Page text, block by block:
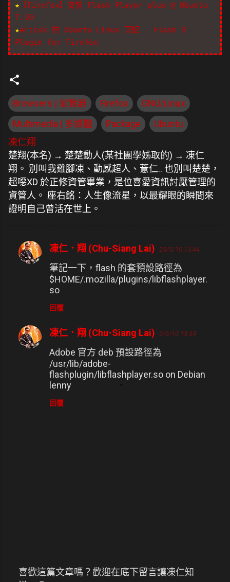
★ 【Firefox】安裝 Flash Player plus @ Ubuntu
7.10
★ericsk 的 Ubuntu Linux 筆記 - Flash 9
Plugin for Firefox
Browsers | 瀏覽器 Firefox
GNU/Linux
Multimedia | 多媒體
Package
Ubuntu
凍仁翔
楚翔(本名) → 楚楚動人(某社團學姊取的) → 凍仁
翔。 別叫我雞腳凍、動感超人、薏仁.. 也別叫楚楚，
超噁XD 於正修資管畢業，是位喜愛資訊討厭管理的
資管人。 座右銘：人生像流星，以最耀眼的瞬間來
證明自己曾活在世上。
留
言
凍仁．翔 (Chu-Siang Lai) 23/5/10 13:44
筆記一下，flash 的套預設路徑為
$HOME/.mozilla/plugins/libflashplayer.
so
回覆
凍仁．翔 (Chu-Siang Lai) 3/6/10 13:54
Adobe 官方 deb 預設路徑為
/usr/lib/adobe-
flashplugin/libflashplayer.so on Debian
lenny
回覆
喜歡這篇文章嗎？歡迎在底下留言讓凍仁知